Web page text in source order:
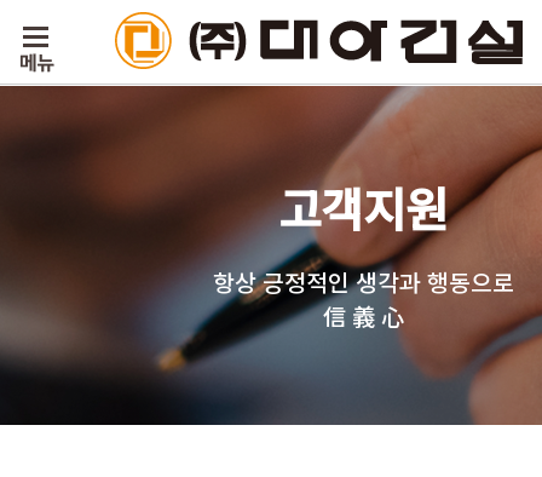
고객지원
항상 긍정적인 생각과 행동으로
信 義 心